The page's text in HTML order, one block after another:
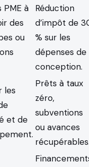
PME à
des
ou
Réduction
d’impôt de
% sur les
dépenses de
conception.
les
et de
Prêts à taux
zéro,
subventions
ou avances